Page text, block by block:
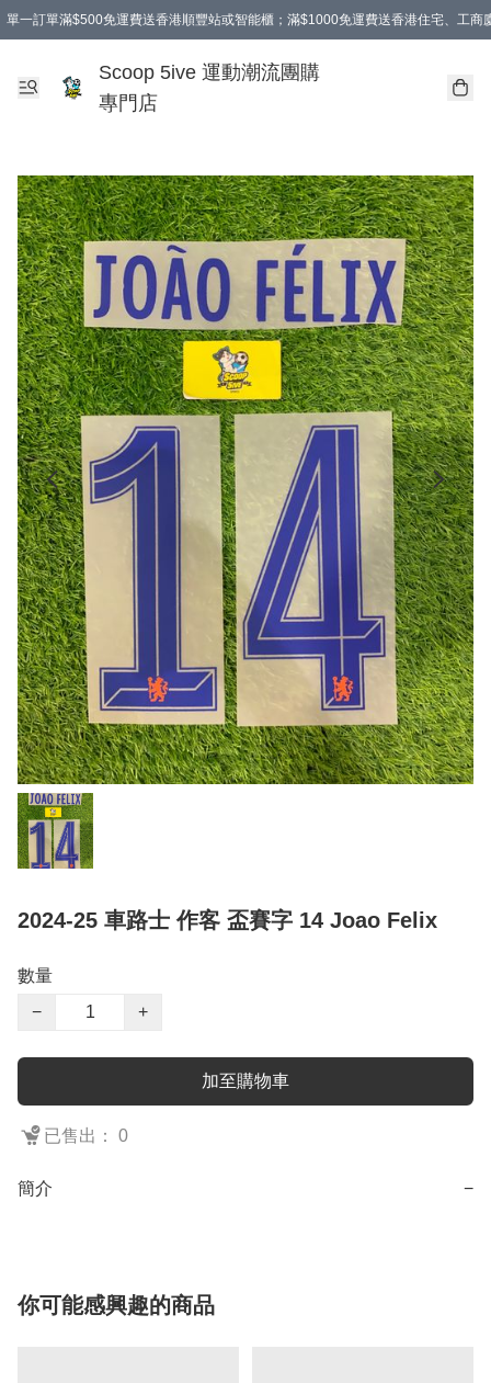
單一訂單滿$500免運費送香港順豐站或智能櫃；滿$1000免運費送香港住宅、工商
Scoop 5ive 運動潮流團購
專門店
2024-25 車路士 作客 盃賽字 14 Joao Felix
數量
−
+
加至購物車
已售出： 0
簡介 −
你可能感興趣的商品